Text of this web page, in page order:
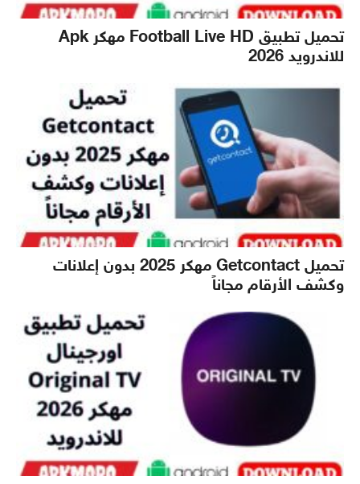
تحميل تطبيق Football Live HD مهكر Apk
للاندرويد 2026
تحميل Getcontact مهكر 2025 بدون إعلانات
وكشف الأرقام مجاناً